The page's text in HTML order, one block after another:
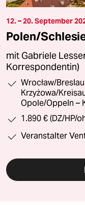
12. – 20. September
Polen/
mit Gabriele
Korrespondentin)
Wrocław/
Krzyżowa/
Opole/Oppeln –
1.890 € (DZ/HP/
Veranstalter